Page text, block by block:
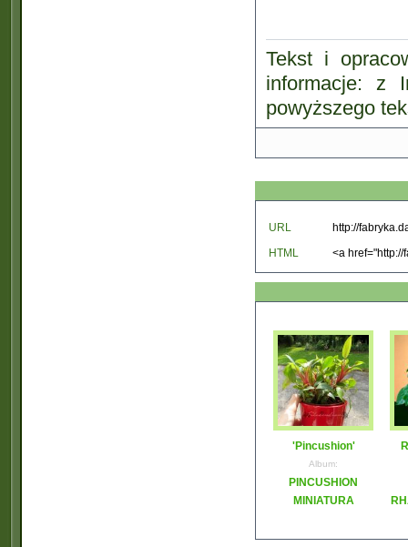
Tekst i
informacje: z
powyższego
URL
HTML
'Pincushion'
Album:
PINCUSHION
MINIATURA